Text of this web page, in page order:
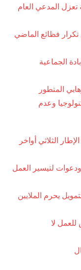
تعزل المدعي العام
تكرار فظائع الماضي
الجماعية
المتطور
وعدم
الثلاثي أواخر
لتيسير العمل
يحرم الملايين
للعمل لا